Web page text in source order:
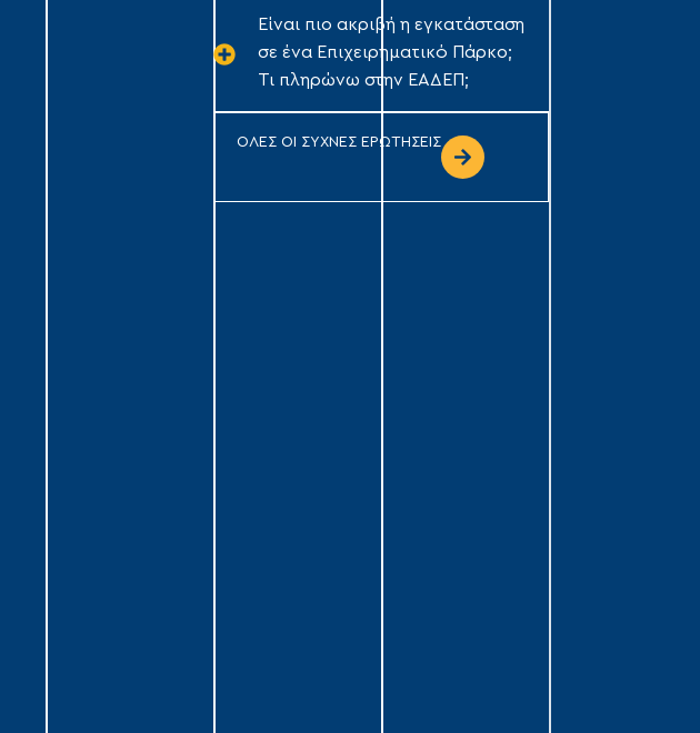
Είναι πιο ακριβή η εγκατάσταση
σε ένα Επιχειρηματικό Πάρκο;
Τι πληρώνω στην ΕΑΔΕΠ;
ΟΛΕΣ ΟΙ ΣΥΧΝΕΣ ΕΡΩΤΗΣΕΙΣ